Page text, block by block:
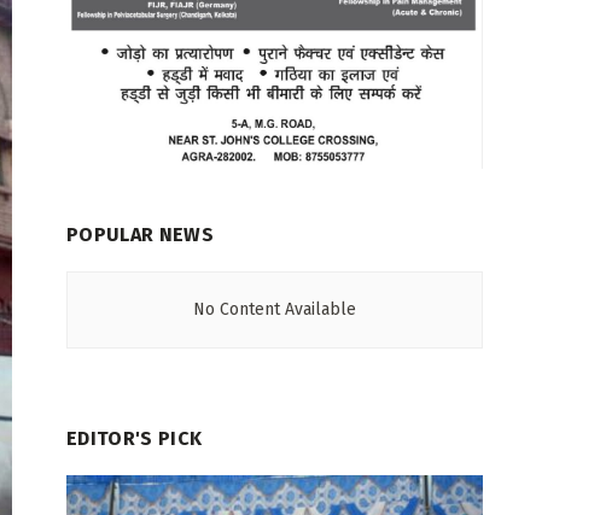
POPULAR NEWS
No Content Available
EDITOR'S PICK